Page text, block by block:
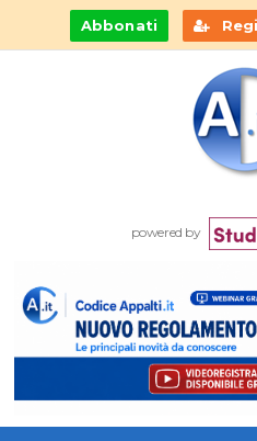
Abbonati
powered by